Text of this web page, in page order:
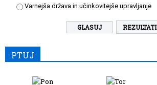
Varnejša država in učinkovitejše upravljanje
REZULTATI
PTUJ